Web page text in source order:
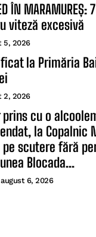
ÎN
viteză excesivă
5, 2026
la Primăria
2, 2026
prins cu o
la Copalnic
scutere fără
Blocada...
august 6, 2026